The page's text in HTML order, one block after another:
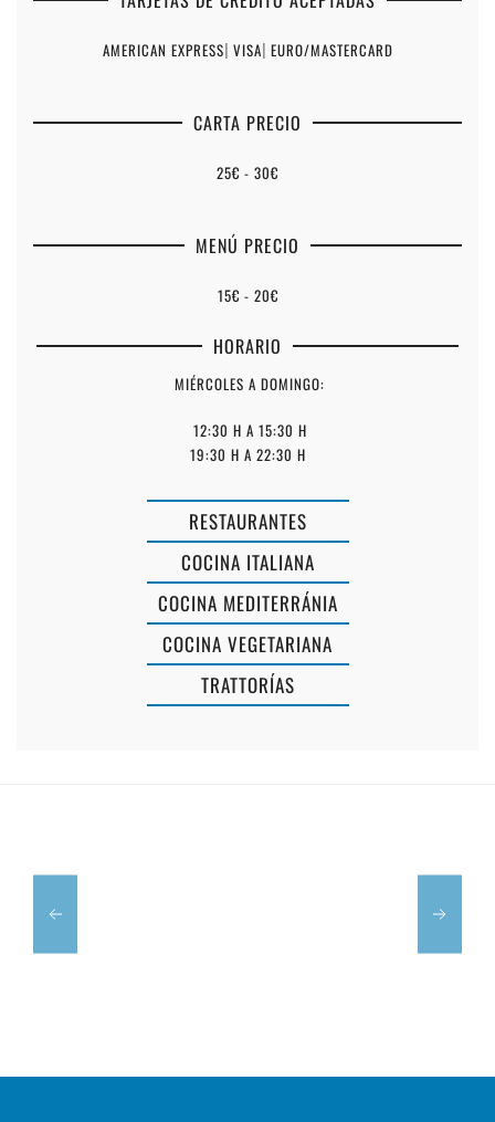
AMERICAN EXPRESS| VISA| EURO/MASTERCARD
CARTA PRECIO
25€ - 30€
MENÚ PRECIO
15€ - 20€
HORARIO
MIÉRCOLES A DOMINGO:
12:30 H A 15:30 H
19:30 H A 22:30 H
RESTAURANTES
COCINA ITALIANA
COCINA MEDITERRÁNIA
COCINA VEGETARIANA
TRATTORÍAS